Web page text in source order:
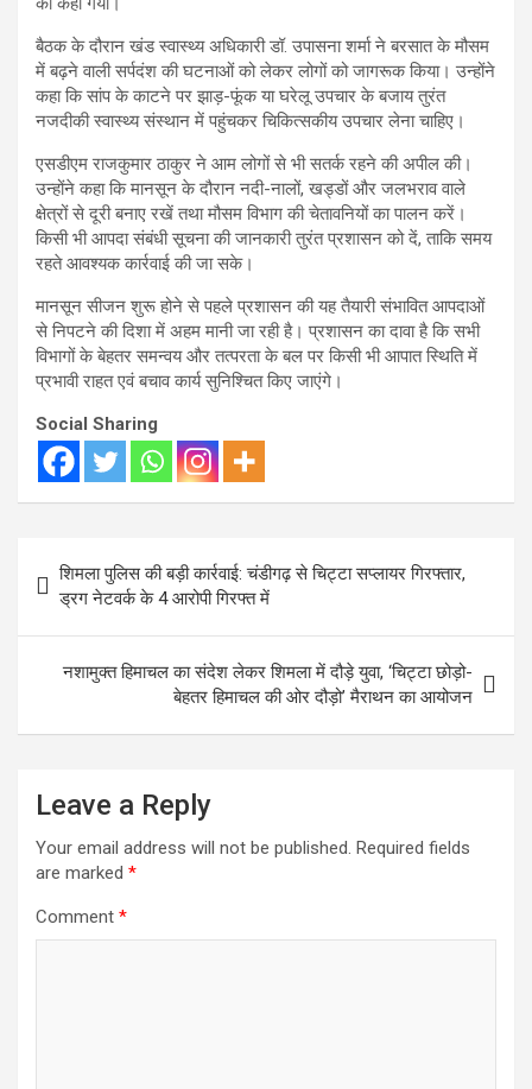
बैठक के दौरान खंड स्वास्थ्य अधिकारी डॉ. उपासना शर्मा ने बरसात के मौसम
में बढ़ने वाली सर्पदंश की घटनाओं को लेकर लोगों को जागरूक किया। उन्होंने
कहा कि सांप के काटने पर झाड़-फूंक या घरेलू उपचार के बजाय तुरंत
नजदीकी स्वास्थ्य संस्थान में पहुंचकर चिकित्सकीय उपचार लेना चाहिए।
एसडीएम राजकुमार ठाकुर ने आम लोगों से भी सतर्क रहने की अपील की।
उन्होंने कहा कि मानसून के दौरान नदी-नालों, खड्डों और जलभराव वाले
क्षेत्रों से दूरी बनाए रखें तथा मौसम विभाग की चेतावनियों का पालन करें।
किसी भी आपदा संबंधी सूचना की जानकारी तुरंत प्रशासन को दें, ताकि समय
रहते आवश्यक कार्रवाई की जा सके।
मानसून सीजन शुरू होने से पहले प्रशासन की यह तैयारी संभावित आपदाओं
से निपटने की दिशा में अहम मानी जा रही है। प्रशासन का दावा है कि सभी
विभागों के बेहतर समन्वय और तत्परता के बल पर किसी भी आपात स्थिति में
प्रभावी राहत एवं बचाव कार्य सुनिश्चित किए जाएंगे।
Social Sharing
Post
navigation
शिमला पुलिस की बड़ी कार्रवाई: चंडीगढ़ से चिट्टा सप्लायर गिरफ्तार,
ड्रग नेटवर्क के 4 आरोपी गिरफ्त में
नशामुक्त हिमाचल का संदेश लेकर शिमला में दौड़े युवा, ‘चिट्टा छोड़ो-
बेहतर हिमाचल की ओर दौड़ो’ मैराथन का आयोजन
Leave a Reply
Your email address will not be published. Required fields
are marked *
Comment *